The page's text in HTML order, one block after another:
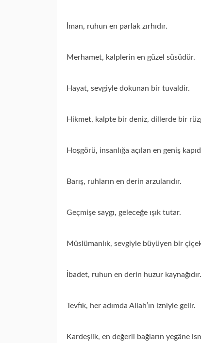
İman, ruhun en parlak zırhıdır.
Merhamet, kalplerin en güzel süsüdür.
Hayat, sevgiyle dokunan bir tuvaldir.
Hikmet, kalpte bir deniz, dillerde bir
Hoşgörü, insanlığa açılan en geniş
Barış, ruhların en derin arzularıdır.
Geçmişe saygı, geleceğe ışık tutar.
Müslümanlık, sevgiyle büyüyen bir
İbadet, ruhun en derin huzur kaynağıdır.
Tevfık, her adımda Allah’ın izniyle gelir.
Kardeşlik, en değerli bağların yegâne